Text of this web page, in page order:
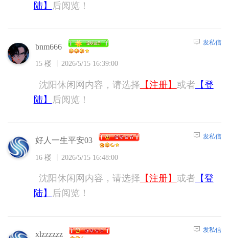
陆】
后阅览！
bnm666
15 楼 2026/5/15 16:39:00
发私信
沈阳休闲网内容，请选择 【注册】 或者 【登
陆】
后阅览！
好人一生平安03
16 楼 2026/5/15 16:48:00
发私信
沈阳休闲网内容，请选择 【注册】 或者 【登
陆】
后阅览！
xlzzzzzz 发私信